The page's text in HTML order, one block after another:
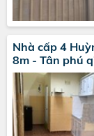
Nhà cấp 4
8m - Tân phú